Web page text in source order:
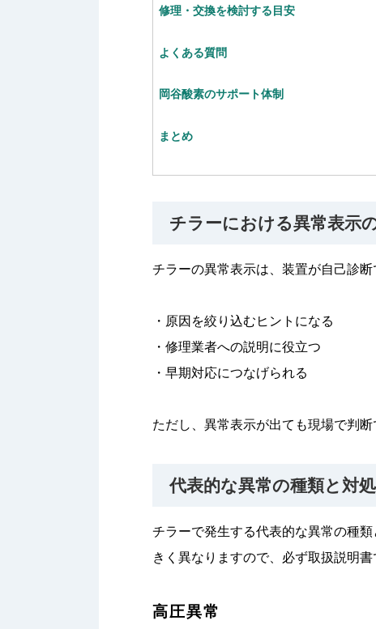
修理・交換を検討する目安
よくある質問
岡谷酸素のサポート体制
まとめ
チラーにおける異常表示
チラーの異常表示は、装置が自己診
・原因を絞り込むヒントになる
・修理業者への説明に役立つ
・早期対応につなげられる
ただし、異常表示が出ても現場で判
代表的な異常の種類と対
チラーで発生する代表的な異常の種
きく異なりますので、必ず取扱説明書
高圧異常